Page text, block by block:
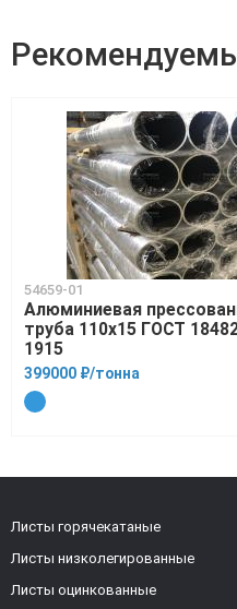
54659-01
Алюминиевая
труба 110х15 ГОСТ
1915
399000 ₽/тонна
Листы горячекатаные
Листы низколегированные
Листы оцинкованные